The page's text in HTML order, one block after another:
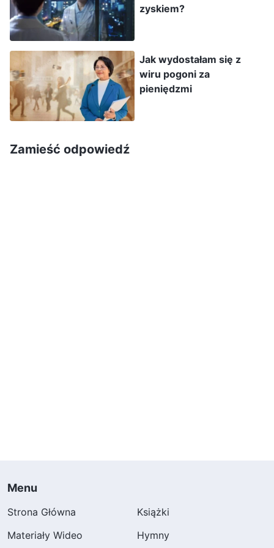
szkołę wypełnił radosny gwar rozmów i śmiech.
An Ran zmarszczyła brwi, żwawo zmierzając do
budynku dydaktycznego ze stosem
podręczników. Rozmyślała: „Konkurencja między
klasami w tej szkole jest szczególnie zacięta.
Oceny uczniów w poszczególnych klasach są
żadnego doświadczenia w nauczaniu. Klasy,
pierwsze miejsca. W ślad za tym przyszły
bardzo zaspokajały jej próżność. Promieniująca
radością An Ran chodziła z podniesioną głową,
zyskiem?
Jak wydostałam się z
wiru pogoni za
pieniędzmi
Zamieść odpowiedź
Menu
Strona Główna
Książki
Materiały Wideo
Hymny